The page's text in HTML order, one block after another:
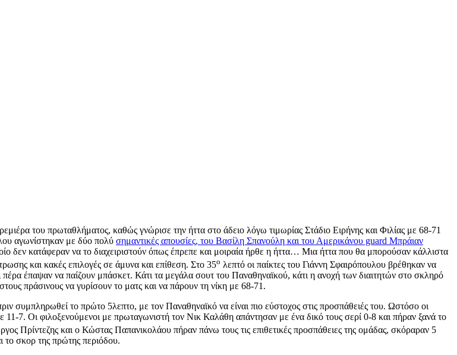
του πρωταθλήματος, καθώς γνώρισε την ήττα στο άδειο λόγω τιμωρίας Στάδιο Ειρήνης και Φιλίας με 68-71
αγωνίστηκαν με δύο πολύ σημαντικές απουσίες, του Βασίλη Σπανούλη και του Αμερικάνου guard Μπράιαν
δεν κατάφεραν να το διαχειριστούν όπως έπρεπε και μοιραία ήρθε η ήττα… Μια ήττα που θα μπορούσαν κάλλιστα
και κακές επιλογές σε άμυνα και επίθεση. Στο 35ο λεπτό οι παίκτες του Γιάννη Σφαιρόπουλου βρέθηκαν να
έπαψαν να παίζουν μπάσκετ. Κάτι τα μεγάλα σουτ του Παναθηναϊκού, κάτι η ανοχή των διαιτητών στο σκληρό
πράσινους να γυρίσουν το ματς και να πάρουν τη νίκη με 68-71.
συμπληρωθεί το πρώτο 5λεπτο, με τον Παναθηναϊκό να είναι πιο εύστοχος στις προσπάθειές του. Ωστόσο οι
7. Οι φιλοξενούμενοι με πρωταγωνιστή τον Νικ Καλάθη απάντησαν με ένα δικό τους σερί 0-8 και πήραν ξανά το
Πρίντεζης και ο Κώστας Παπανικολάου πήραν πάνω τους τις επιθετικές προσπάθειες της ομάδας, σκόραραν 5
το σκορ της πρώτης περιόδου.